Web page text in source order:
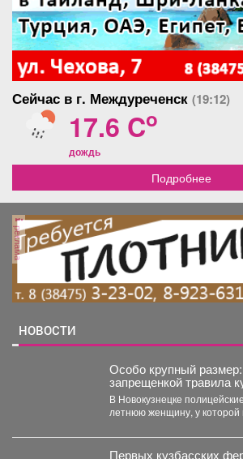
Сейчас в г. Междуреченск (19:12)
17.6 Co
дождь
Подробнее
реклама
НОВОСТИ
Особо крупный
запрещенкой травила
В Новокузнецке
летнюю женщину, у которой
Первых кузбасских